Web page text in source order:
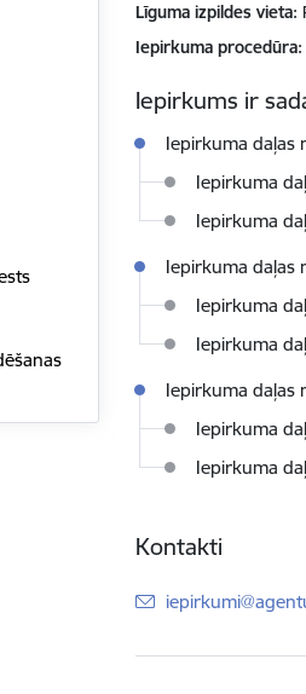
Līguma izpildes vieta
Iepirkuma procedūra
Iepirkums ir
Iepirkuma daļas
Iepirkuma
Iepirkuma
Iepirkuma daļas
Iepirkuma
Iepirkuma
Iepirkuma daļas
Iepirkuma
Iepirkuma
Kontakti
E-pasts: